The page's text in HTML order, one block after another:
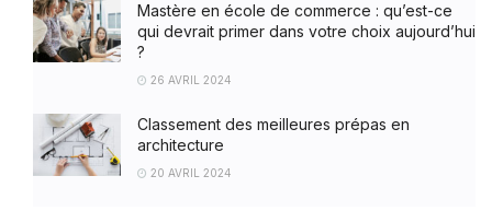
Mastère en école de commerce : qu’est-ce
qui devrait primer dans votre choix aujourd’hui
?
26 AVRIL 2024
Classement des meilleures prépas en
architecture
20 AVRIL 2024